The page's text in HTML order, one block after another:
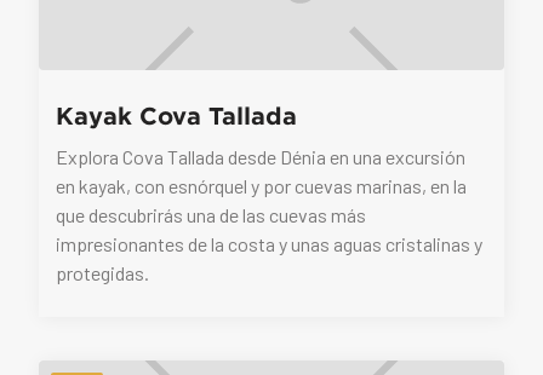
Kayak Cova Tallada
Explora Cova Tallada desde Dénia en una excursión
en kayak, con esnórquel y por cuevas marinas, en la
que descubrirás una de las cuevas más
impresionantes de la costa y unas aguas cristalinas y
protegidas.